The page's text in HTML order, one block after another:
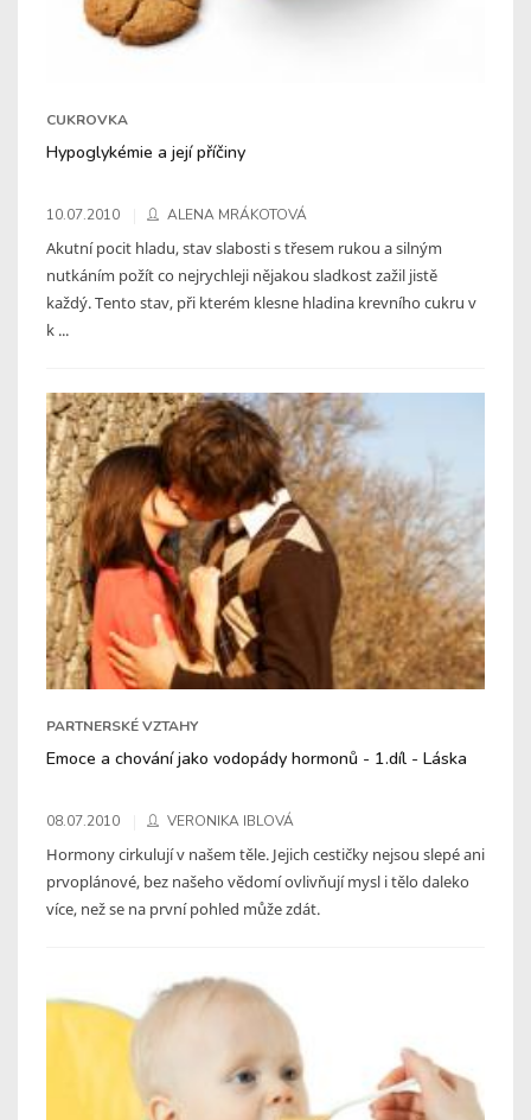
CUKROVKA
Hypoglykémie a její příčiny
10.07.2010 ALENA MRÁKOTOVÁ
Akutní pocit hladu, stav slabosti s třesem rukou a silným
nutkáním požít co nejrychleji nějakou sladkost zažil jistě
každý. Tento stav, při kterém klesne hladina krevního cukru v
k ...
PARTNERSKÉ VZTAHY
Emoce a chování jako vodopády hormonů - 1.díl - Láska
08.07.2010 VERONIKA IBLOVÁ
Hormony cirkulují v našem těle. Jejich cestičky nejsou slepé ani
prvoplánové, bez našeho vědomí ovlivňují mysl i tělo daleko
více, než se na první pohled může zdát.